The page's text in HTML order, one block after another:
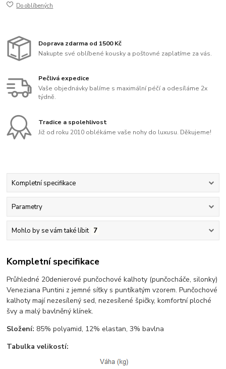
Do oblíbených
Doprava zdarma od 1500 Kč
Nakupte své oblíbené kousky a poštovné zaplatíme za vás.
Pečlivá expedice
Vaše objednávky balíme s maximální péčí a odesíláme 2x
týdně.
Tradice a spolehlivost
Již od roku 2010 oblékáme vaše nohy do luxusu. Děkujeme!
Kompletní specifikace
Parametry
Mohlo by se vám také líbit 7
Kompletní specifikace
Průhledné 20denierové punčochové kalhoty (punčocháče, silonky)
Veneziana Puntini z jemné síťky s puntíkatým vzorem. Punčochové
kalhoty mají nezesílený sed, nezesílené špičky, komfortní ploché
švy a malý bavlněný klínek.
Složení: 85% polyamid, 12% elastan, 3% bavlna
Tabulka velikostí: